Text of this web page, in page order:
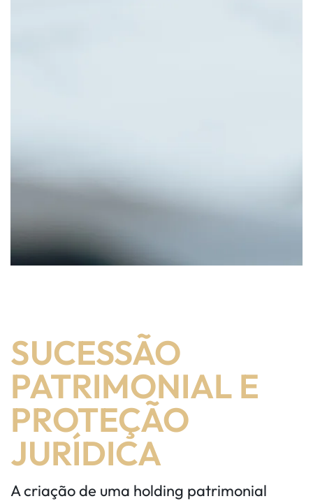
SUCESSÃO
PATRIMONIAL E
PROTEÇÃO
JURÍDICA
A criação de uma holding patrimonial